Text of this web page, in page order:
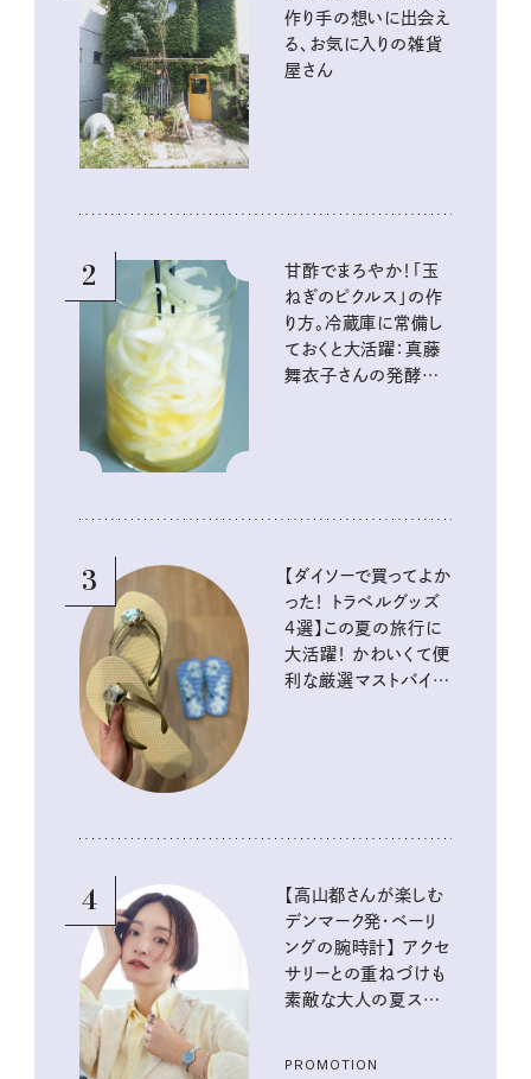
作り手の想いに出会え
る、お気に入りの雑貨
屋さん
2
甘酢でまろやか！「玉
ねぎのピクルス」の作
り方。冷蔵庫に常備し
ておくと大活躍：真藤
舞衣子さんの発酵と
3
【ダイソーで買ってよか
った！ トラベルグッズ
4選】この夏の旅行に
大活躍！ かわいくて便
利な厳選マストバイア
4
【高山都さんが楽しむ
デンマーク発・ベーリ
ングの腕時計】 アクセ
サリーとの重ねづけも
素敵な大人の夏スタイ
PROMOTION